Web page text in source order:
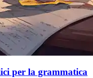
per la grammatica